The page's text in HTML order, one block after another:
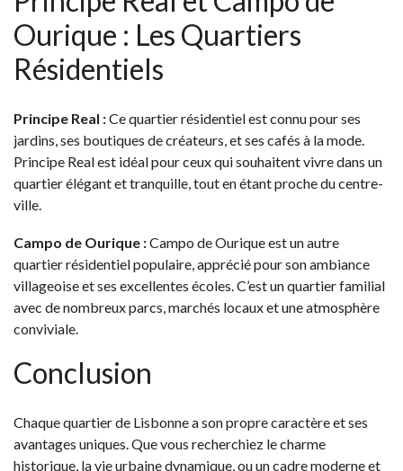
Ourique : Les Quartiers
Résidentiels
Principe Real :Ce quartier résidentiel est connu pour ses
jardins, ses boutiques de créateurs, et ses cafés à la mode.
Principe Real est idéal pour ceux qui souhaitent vivre dans un
quartier élégant et tranquille, tout en étant proche du centre-
ville.
Campo de Ourique :Campo de Ourique est un autre
quartier résidentiel populaire, apprécié pour son ambiance
villageoise et ses excellentes écoles. C’est un quartier familial
avec de nombreux parcs, marchés locaux et une atmosphère
conviviale.
Conclusion
Chaque quartier de Lisbonne a son propre caractère et ses
avantages uniques. Que vous recherchiez le charme
historique, la vie urbaine dynamique, ou un cadre moderne et